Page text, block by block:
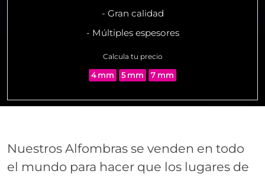
- Gran calidad
- Múltiples espesores
Calcula tu precio
4 mm 5 mm 7 mm
Nuestros Alfombras se venden en todo
el mundo para hacer que los lugares de